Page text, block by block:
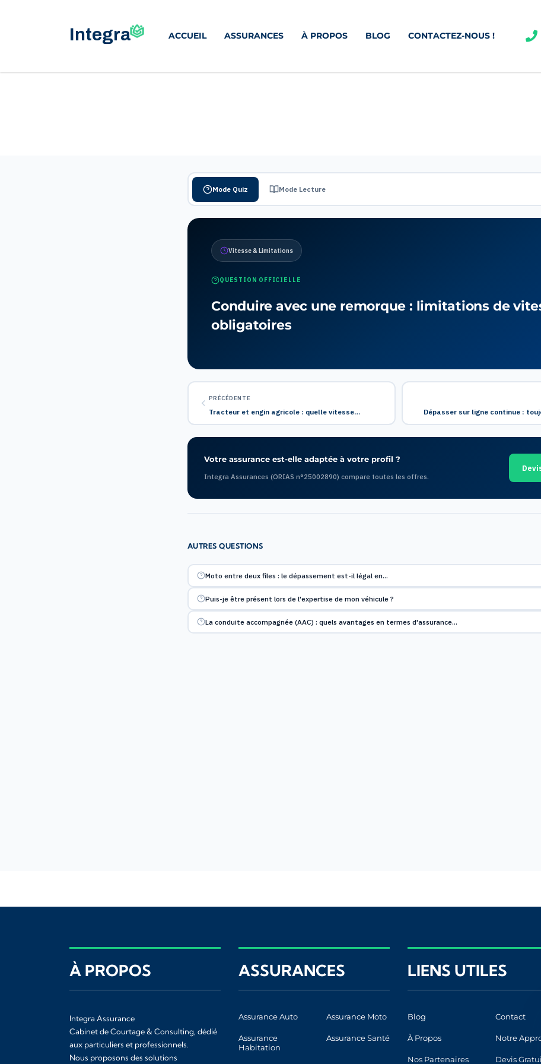
ACCUEIL ASSURANCES À PROPOS BLOG CONTACTEZ-NOUS !
Mode Quiz Mode Lecture
Vitesse & Limitations
QUESTION OFFICIELLE
Conduire avec une remorque : limitations de
obligatoires
PRÉCÉDENTE
Tracteur et engin agricole : quelle vitesse… Dépasser sur ligne continue :
Votre assurance est-elle adaptée à votre profil ?
Integra Assurances (ORIAS n°25002890) compare toutes les offres.
AUTRES QUESTIONS
Moto entre deux files : le dépassement est-il légal en…
Puis-je être présent lors de l'expertise de mon véhicule ?
La conduite accompagnée (AAC) : quels avantages en termes d'assurance…
À PROPOS
Integra Assurance
Cabinet de Courtage & Consulting, dédié
aux particuliers et professionnels.
Nous proposons des solutions
ASSURANCES
Assurance Auto Assurance Moto
Assurance
Habitation
Assurance Santé
LIENS UTILES
Blog Contact
À Propos Notre
Nos Partenaires Devis